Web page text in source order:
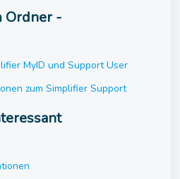
Ordner -
MyID und Support User
zum Simplifier Support